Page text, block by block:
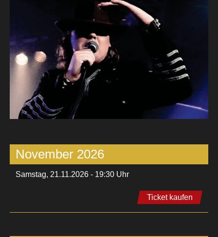
November 2026
Samstag, 21.11.2026 - 19:30 Uhr
Ticket kaufen